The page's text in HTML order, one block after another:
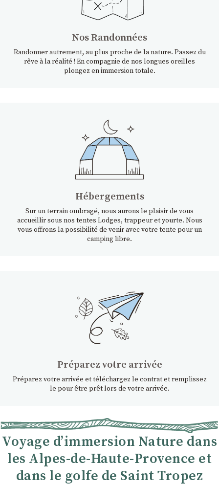
Nos Randonnées
Randonner autrement, au plus proche de la nature. Passez du
rêve à la réalité ! En compagnie de nos longues oreilles
plongez en immersion totale.
Hébergements
Sur un terrain ombragé, nous aurons le plaisir de vous
accueillir sous nos tentes Lodges, trappeur et yourte. Nous
vous offrons la possibilité de venir avec votre tente pour un
camping libre.
Préparez votre arrivée
Préparez votre arrivée et téléchargez le contrat et remplissez
le pour être prêt lors de votre arrivée.
Voyage d’immersion Nature dans
les Alpes-de-Haute-Provence et
dans le golfe de Saint Tropez